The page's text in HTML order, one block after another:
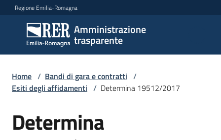
Vai al contenuto
Vai alla navigazione
Vai al footer
Regione Emilia-Romagna
Amministrazione
trasparente
Amministrazione
trasparente
Sottosezioni
Accesso
Home / Bandi di gara e contratti /
Esiti degli affidamenti / Determina 19512/2017
Determina